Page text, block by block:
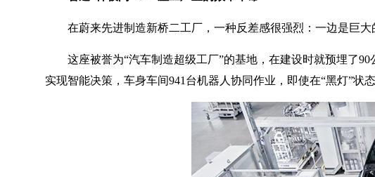
在蔚来先进制造新桥二工厂，一种反差感很强烈：一边是巨
这座被誉为“汽车制造超级工厂”的基地，在建设时就预埋了
实现智能决策，车身车间941台机器人协同作业，即使在“黑灯”状